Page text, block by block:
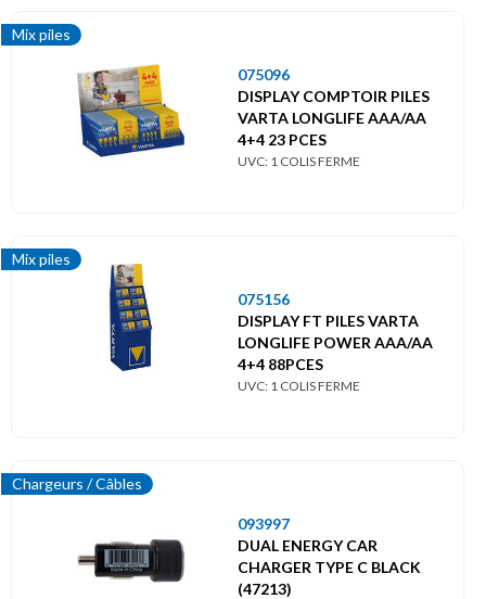
Mix piles
075096
DISPLAY COMPTOIR PILES
VARTA LONGLIFE AAA/AA
4+4 23 PCES
UVC: 1 COLIS FERME
Mix piles
075156
DISPLAY FT PILES VARTA
LONGLIFE POWER AAA/AA
4+4 88PCES
UVC: 1 COLIS FERME
Chargeurs / Câbles
093997
DUAL ENERGY CAR
CHARGER TYPE C BLACK
(47213)